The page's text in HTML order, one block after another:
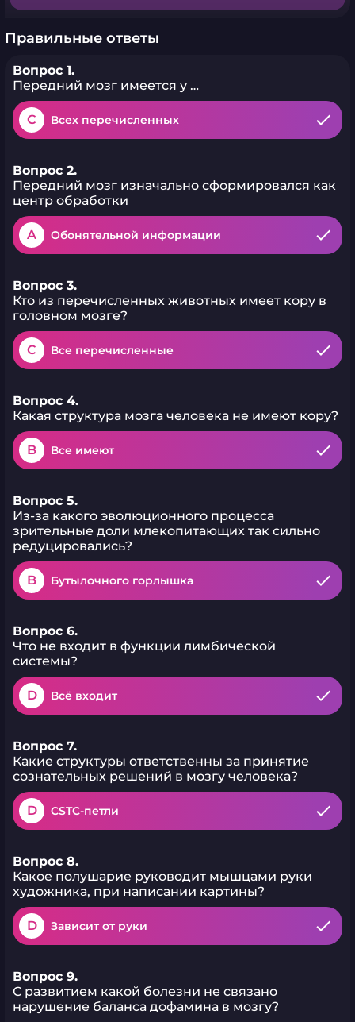
Правильные ответы
Вопрос 1.
Передний мозг имеется у …
C Всех перечисленных
Вопрос 2.
Передний мозг изначально сформировался как
центр обработки
A Обонятельной информации
Вопрос 3.
Кто из перечисленных животных имеет кору в
головном мозге?
C Все перечисленные
Вопрос 4.
Какая структура мозга человека не имеют кору?
B Все имеют
Вопрос 5.
Из-за какого эволюционного процесса
зрительные доли млекопитающих так сильно
редуцировались?
B Бутылочного горлышка
Вопрос 6.
Что не входит в функции лимбической
системы?
D Всё входит
Вопрос 7.
Какие структуры ответственны за принятие
сознательных решений в мозгу человека?
D CSTC-петли
Вопрос 8.
Какое полушарие руководит мышцами руки
художника, при написании картины?
D Зависит от руки
Вопрос 9.
С развитием какой болезни не связано
нарушение баланса дофамина в мозгу?